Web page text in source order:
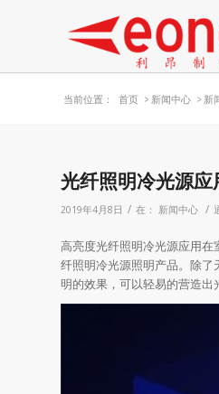
当前位置： 首页 > 新闻中心 > 新
光纤照明冷光源应
2019年4月8日 / 在： 新闻中心 /
高亮度光纤照明冷光源应用
纤照明冷光源照明产品。除
明的效果，可以轻易的营造